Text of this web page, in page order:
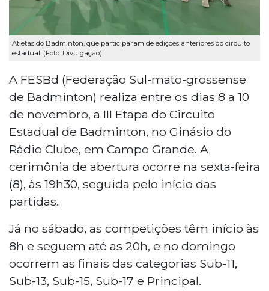
Atletas do Badminton, que participaram de edições anteriores do circuito
estadual. (Foto: Divulgação)
A FESBd (Federação Sul-mato-grossense
de Badminton) realiza entre os dias 8 a 10
de novembro, a III Etapa do Circuito
Estadual de Badminton, no Ginásio do
Rádio Clube, em Campo Grande. A
cerimônia de abertura ocorre na sexta-feira
(8), às 19h30, seguida pelo início das
partidas.
Já no sábado, as competições têm início às
8h e seguem até as 20h, e no domingo
ocorrem as finais das categorias Sub-11,
Sub-13, Sub-15, Sub-17 e Principal.